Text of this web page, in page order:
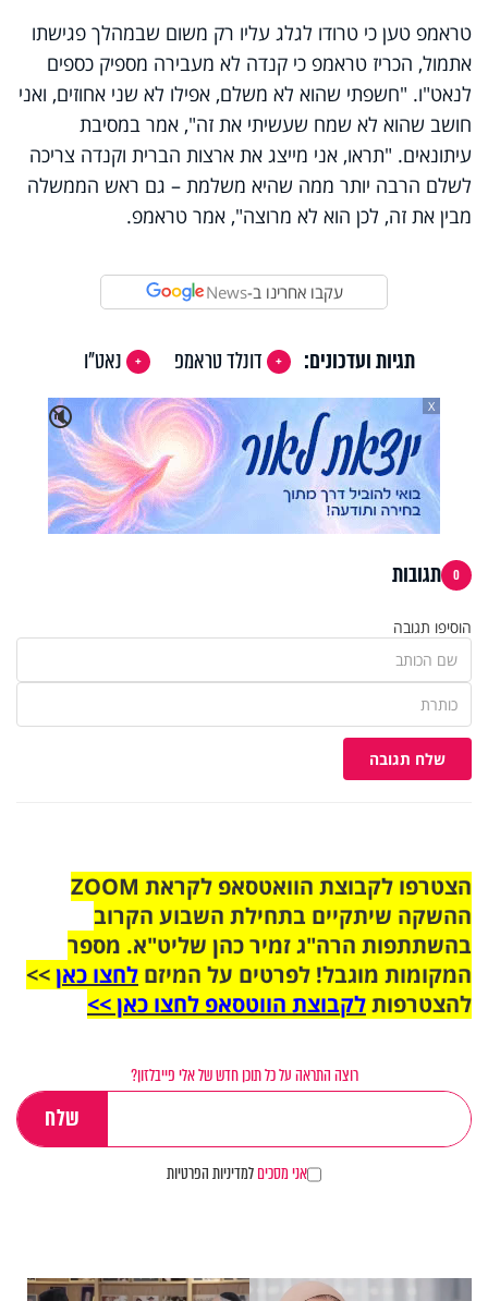
טראמפ טען כי טרודו לגלג עליו רק משום שבמהלך פגישתו
אתמול, הכריז טראמפ כי קנדה לא מעבירה מספיק כספים
לנאט"ו. "חשפתי שהוא לא משלם, אפילו לא שני אחוזים, ואני
חושב שהוא לא שמח שעשיתי את זה", אמר במסיבת
עיתונאים. "תראו, אני מייצג את ארצות הברית וקנדה צריכה
לשלם הרבה יותר ממה שהיא משלמת – גם ראש הממשלה
מבין את זה, לכן הוא לא מרוצה", אמר טראמפ.
עקבו אחרינו ב-News
תגיות ועדכונים: דונלד טראמפ
נאט"ו
🔇
X
0 תגובות
הוסיפו תגובה
שלח תגובה
הצטרפו לקבוצת הוואטסאפ לקראת ZOOM
ההשקה שיתקיים בתחילת השבוע הקרוב
בהשתתפות הרה"ג זמיר כהן שליט"א. מספר
המקומות מוגבל! לפרטים על המיזם לחצו כאן>>
להצטרפותלקבוצת הווטסאפ לחצו כאן >>
רוצה התראה על כל תוכן חדש של אלי פייבלזון?
אני מסכיםלמדיניות הפרטיות